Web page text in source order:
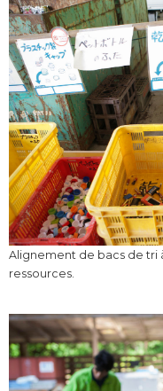
Alignement de bacs de tri
ressources.